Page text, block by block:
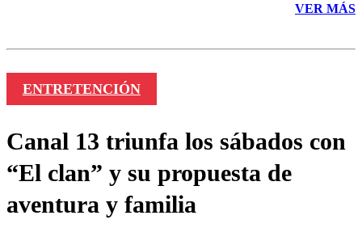
VER MÁS
ENTRETENCIÓN
Canal 13 triunfa los sábados con
“El clan” y su propuesta de
aventura y familia